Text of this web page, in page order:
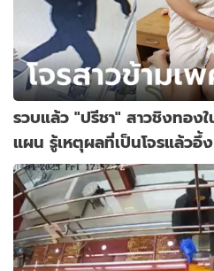
รวบแล้ว "ปรีชา" สาวชิงทอง
แผน รู้เหตุผลที่เป็นโจรแล้วอึ้ง